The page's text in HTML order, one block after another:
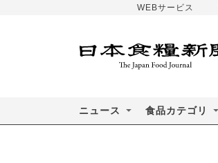
WEBサービス
ニュース 食品カテゴリ